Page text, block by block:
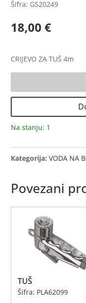
Šifra: GS20249
18,00€
CRIJEVO ZA TUŠ 4m
TUŠ
Na stanju: 1
Kategorija:VODA NA
Povezani
TUŠ
Šifra: PLA62099